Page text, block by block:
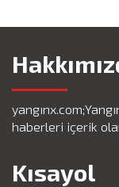
haberleri içerik
Kısayol